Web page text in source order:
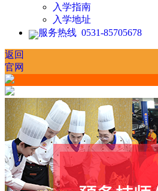
入学指南
入学地址
服务热线 0531-85705678
返回
官网